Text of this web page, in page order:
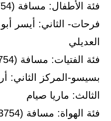
فرحات- الثاني: أيسر
العديلي
بسيسو-المركز الثاني:
الثالث: ماريا صيام